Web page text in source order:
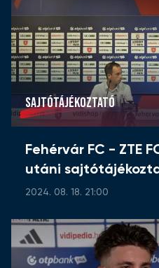
SAJTÓTÁJÉKOZTATÓ
Fehérvár FC - ZTE
utáni
2024. 08. 18. 21:00